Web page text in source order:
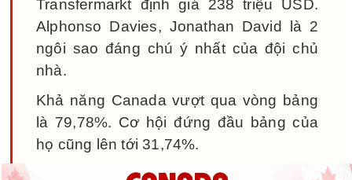
Transfermarkt định giá 238 triệu USD.
Alphonso Davies, Jonathan David là 2
ngôi sao đáng chú ý nhất của đội chủ
nhà.
Khả năng Canada vượt qua vòng bảng
là 79,78%. Cơ hội đứng đầu bảng của
họ cũng lên tới 31,74%.